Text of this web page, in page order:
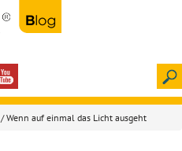
/ Wenn auf einmal das Licht ausgeht